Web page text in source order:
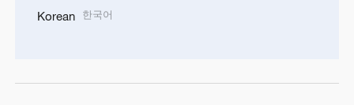
Korean 한국어